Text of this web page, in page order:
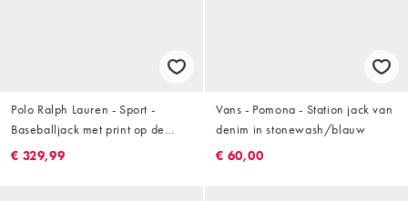
Polo Ralph Lauren - Sport -
Baseballjack met print op de
achterkant in marineblauw
€ 329,99
Vans - Pomona - Station jack van
denim in stonewash/blauw
€ 60,00